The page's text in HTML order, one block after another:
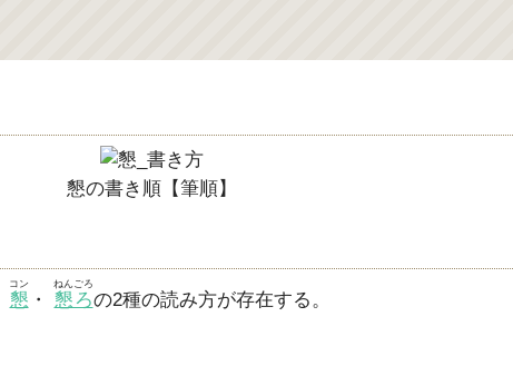
懇の書き順【筆順】
懇
コン
・ 懇ろ
ねんごろ
の2種の読み方が存在する。